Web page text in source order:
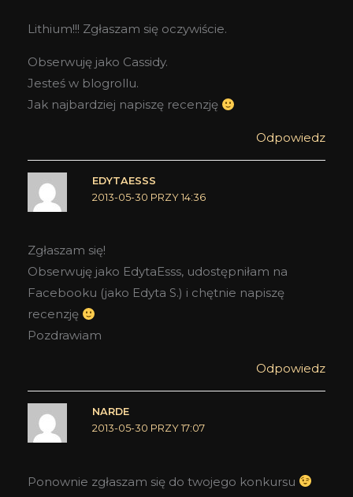
Lithium!!! Zgłaszam się oczywiście.
Obserwuję jako Cassidy.
Jesteś w blogrollu.
Jak najbardziej napiszę recenzję
Odpowiedz
EDYTAESSS
2013-05-30 PRZY 14:36
Zgłaszam się!
Obserwuję jako EdytaEsss, udostępniłam na
Facebooku (jako Edyta S.) i chętnie napiszę
recenzję
Pozdrawiam
Odpowiedz
NARDE
2013-05-30 PRZY 17:07
Ponownie zgłaszam się do twojego konkursu